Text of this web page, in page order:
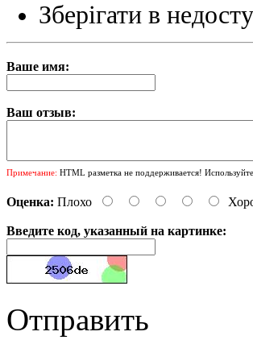
Зберігати в
Ваше имя:
Ваш отзыв:
Примечание: HTML разметка не поддерживается!
Оценка: Плохо
Введите код, указанный на картинке:
Отправить